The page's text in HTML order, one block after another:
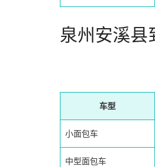
泉州安溪县
车型
小面包车
中型面包车